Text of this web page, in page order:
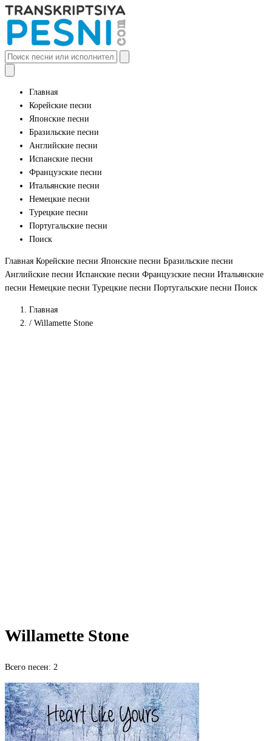
Главная
Корейские песни
Японские песни
Бразильские песни
Английские песни
Испанские песни
Французские песни
Итальянские песни
Немецкие песни
Турецкие песни
Португальские песни
Поиск
Главная Корейские песни Японские песни Бразильские песни
Английские песни Испанские песни Французские песни Итальянские
песни Немецкие песни Турецкие песни Португальские песни Поиск
Главная
/ Willamette Stone
Willamette Stone
Всего песен: 2